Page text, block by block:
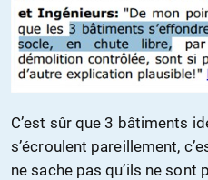
C’est sûr que 3 bâtiments
s’écroulent pareillement,
ne sache pas qu’ils ne sont